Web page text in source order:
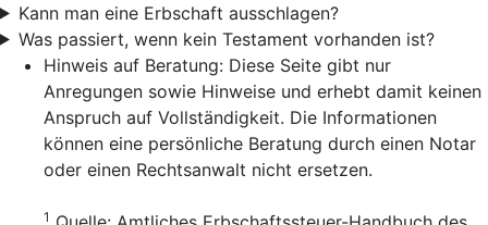
Kann man eine Erbschaft ausschlagen?
Was passiert, wenn kein Testament vorhanden ist?
Hinweis auf Beratung: Diese Seite gibt nur
Anregungen sowie Hinweise und erhebt damit keinen
Anspruch auf Vollständigkeit. Die Informationen
können eine persönliche Beratung durch einen Notar
oder einen Rechtsanwalt nicht ersetzen.
1